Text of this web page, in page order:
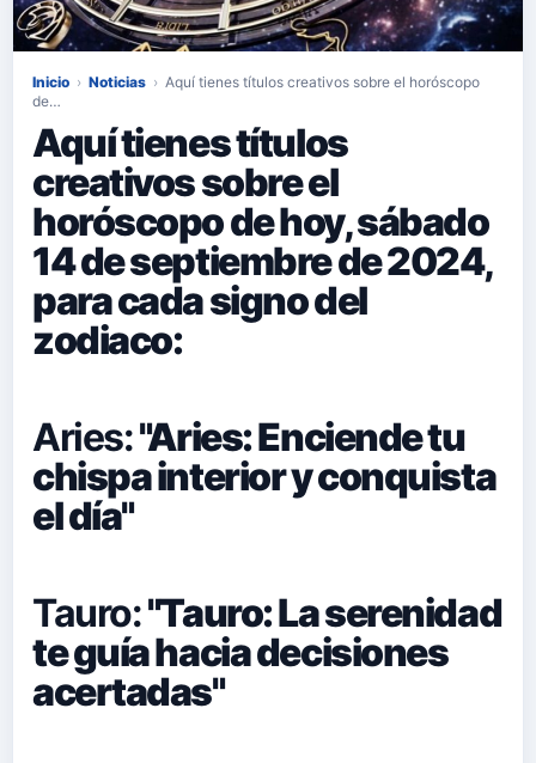
Inicio › Noticias › Aquí tienes títulos creativos sobre el horóscopo
de…
Aquí tienes títulos
creativos sobre el
horóscopo de hoy, sábado
14 de septiembre de 2024,
para cada signo del
zodiaco:
Aries:"Aries: Enciende tu
chispa interior y conquista
el día"
Tauro:"Tauro: La serenidad
te guía hacia decisiones
acertadas"